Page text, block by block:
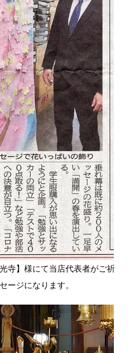
寺】様にて当店代表者がご祈
ージになります。